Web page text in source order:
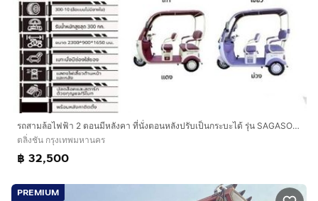
รถสามล้อไฟฟ้า 2 ตอนมีหลังคา ที่นั่งตอนหลังปรับเป็นกระบะได้ รุ่น SAGASONIC Z3-4 ประหยัด คุ้มค่า ใช้งานง่าย ตอบโจทย์ทุกการใช้งาน สเปก ม
ตลิ่งชัน กรุงเทพมหานคร
฿ 32,500
PREMIUM